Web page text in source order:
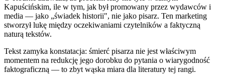
Kapuścińskim, ile w tym, jak był promowany przez wydawców i
media — jako „świadek historii", nie jako pisarz. Ten marketing
stworzył lukę między oczekiwaniami czytelników a faktyczną
naturą tekstów.
Tekst zamyka konstatacja: śmierć pisarza nie jest właściwym
momentem na redukcję jego dorobku do pytania o wiarygodność
faktograficzną — to zbyt wąska miara dla literatury tej rangi.